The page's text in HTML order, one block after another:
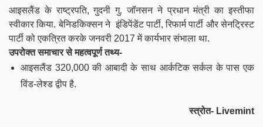
आइसलैंड के राष्ट्रपति, गुदनी गु. जॉनसन ने प्रधान मंत्री का इस्तीफा
स्वीकार किया. बेनिडकिक्सन ने इंडिपेंडेंट पार्टी, रिफार्म पार्टी और सेनट्रिस्ट
पार्टी को एकत्रित करके जनवरी 2017 में कार्यभार संभाला था.
उपरोक्त समाचार से महत्वपूर्ण तथ्य-
आइसलैंड 320,000 की आबादी के साथ आर्कटिक सर्कल के पास एक
विंड-लेश्ड द्वीप है.
स्त्रोत- Livemint